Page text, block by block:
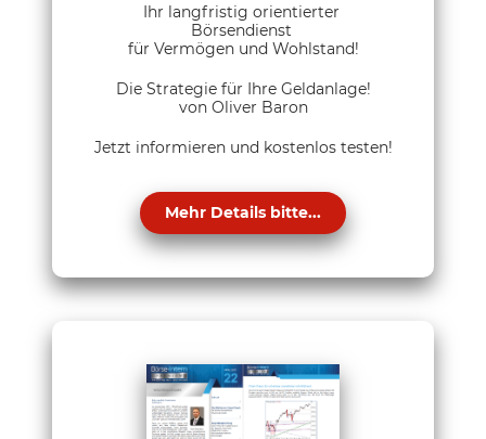
Ihr langfristig orientierter
Börsendienst
für Vermögen und Wohlstand!
Die Strategie für Ihre Geldanlage!
von Oliver Baron
Jetzt informieren und kostenlos testen!
Mehr Details bitte...